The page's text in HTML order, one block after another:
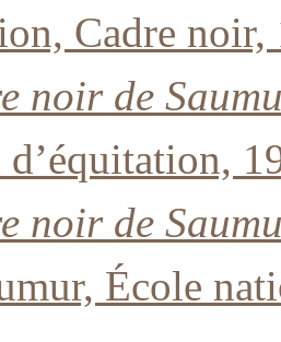
Cadre noir,
noir de
noir de
École